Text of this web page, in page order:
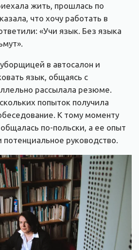
жить, прошлась по
что хочу работать в
«Учи язык. Без языка
в автосалон и
язык, общаясь с
рассылала резюме.
попыток получила
К тому моменту
по-польски, а ее опыт
потенциальное руководство.